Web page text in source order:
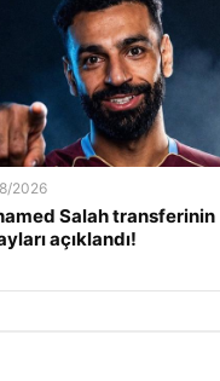
2026
Salah transferinin
açıklandı!